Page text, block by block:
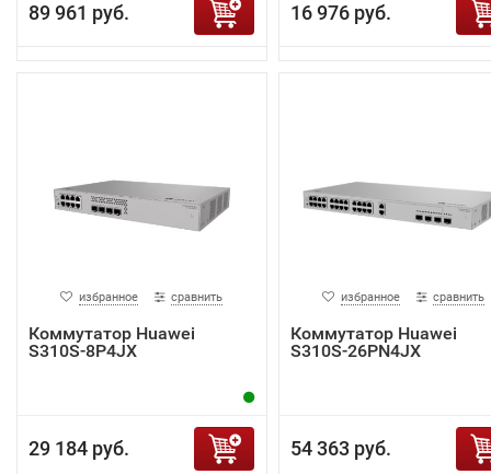
89 961 руб. 16 976 руб.
избранное сравнить
Коммутатор Huawei
S310S-8P4JX
29 184 руб.
избранное сравнить
Коммутатор Huawei
S310S-26PN4JX
54 363 руб.